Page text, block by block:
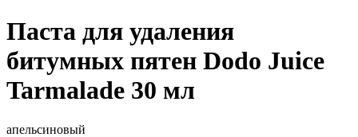
Паста для удаления
битумных пятен Dodo Juice
Tarmalade 30 мл
апельсиновый